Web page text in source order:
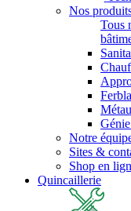
Nos
Tous
Notre
Sites &
Shop en
Quincaillerie